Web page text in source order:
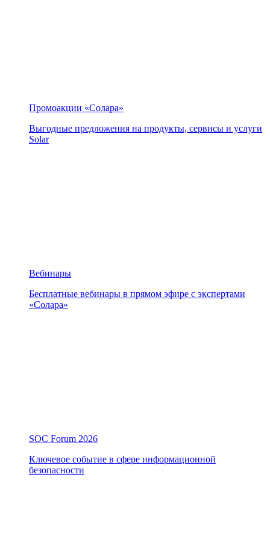
Промоакции «Солара»
Выгодные предложения на продукты, сервисы и услуги
Solar
Вебинары
Бесплатные вебинары в прямом эфире с экспертами
«Солара»
SOC Forum 2026
Ключевое событие в сфере информационной
безопасности